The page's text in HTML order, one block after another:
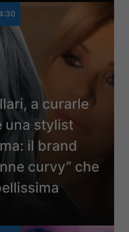
a curarle
una stylist
il brand
curvy” che